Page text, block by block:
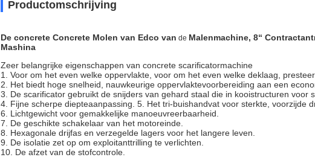
Productomschrijving
De concrete Concrete Molen van Edco van de Malenmachine, 8“
Mashina
Zeer belangrijke eigenschappen van concrete scarificatormachine
1. Voor om het even welke oppervlakte, voor om het even welke deklaag,
2. Het biedt hoge snelheid, nauwkeurige oppervlaktevoorbereiding aan een
3. De scarificator gebruikt de snijders van gehard staal die in kooistructuren voor
4. Fijne scherpe diepteaanpassing. 5. Het tri-buishandvat voor sterkte, voorzijde
6. Lichtgewicht voor gemakkelijke manoeuvreerbaarheid.
7. De geschikte schakelaar van het motoreinde.
8. Hexagonale drijfas en verzegelde lagers voor het langere leven.
9. De isolatie zet op om exploitanttrilling te verlichten.
10. De afzet van de stofcontrole.